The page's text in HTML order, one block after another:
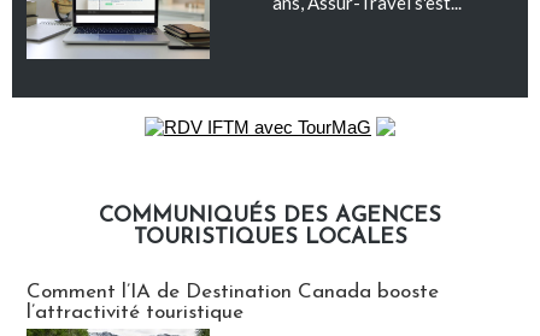
COMMUNIQUÉS DES AGENCES
TOURISTIQUES LOCALES
Comment l’IA de Destination Canada booste
l’attractivité touristique